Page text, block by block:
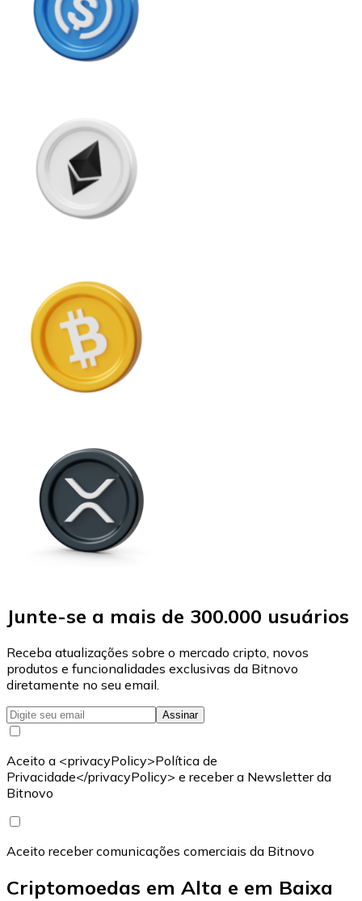
Junte-se a mais de 300.000 usuários
Receba atualizações sobre o mercado cripto, novos
produtos e funcionalidades exclusivas da Bitnovo
diretamente no seu email.
Assinar
Aceito a <privacyPolicy>Política de
Privacidade</privacyPolicy> e receber a Newsletter da
Bitnovo
Aceito receber comunicações comerciais da Bitnovo
Criptomoedas em Alta e em Baixa